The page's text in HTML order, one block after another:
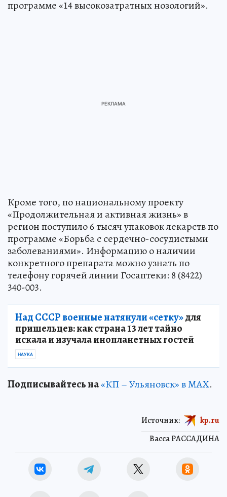
программе «14 высокозатратных нозологий».
Кроме того, по национальному проекту
«Продолжительная и активная жизнь» в
регион поступило 6 тысяч упаковок лекарств по
программе «Борьба с сердечно-сосудистыми
заболеваниями». Информацию о наличии
конкретного препарата можно узнать по
телефону горячей линии Госаптеки: 8 (8422)
340-003.
Над СССР военные натянули «сетку»для
пришельцев: как страна 13 лет тайно
искала и изучала инопланетных гостей
НАУКА
Подписывайтесь на«КП – Ульяновск» в MAX.
Васса РАССАДИНА
Источник: kp.ru